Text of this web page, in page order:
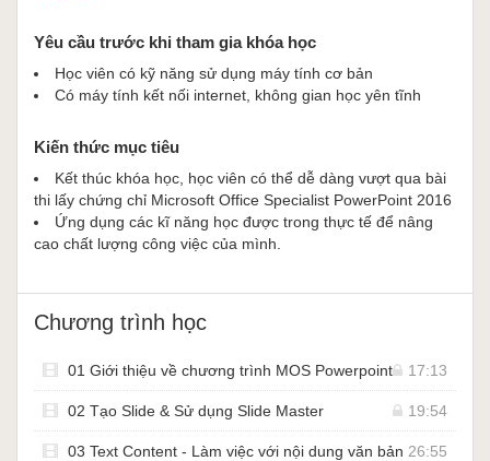
cho học viên có thể xây dựng bài thuyết trình theo tiêu chuẩn Quốc tế
và tự tin hơn trong quá trình xây dựng bài thuyết trình với những kĩ
thuật hỗ trợ hữu dụng.
thành được phương pháp xây dựng bài thuyết trình một cách khoa học,
hiệu quả.
Yêu cầu trước khi tham gia khóa học
Học viên có kỹ năng sử dụng máy tính cơ bản
Có máy tính kết nối internet, không gian học yên tĩnh
Kiến thức mục tiêu
Kết thúc khóa học, học viên có thể dễ dàng vượt qua bài
thi lấy chứng chỉ Microsoft Office Specialist PowerPoint 2016
Ứng dụng các kĩ năng học được trong thực tế để nâng
cao chất lượng công việc của mình.
Chương trình học
01 Giới thiệu về chương trình MOS Powerpoint 17:13
02 Tạo Slide & Sử dụng Slide Master 19:54
03 Text Content - Làm việc với nội dung văn bản 26:55